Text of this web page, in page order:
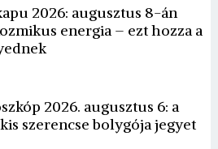
2026: augusztus 8-án
energia – ezt hozza a
2026. augusztus 6: a
szerencse bolygója jegyet
bejelentkezés